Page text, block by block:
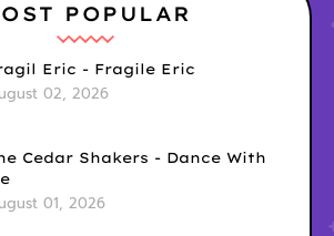
POPULAR
Eric - Fragile Eric
02, 2026
Cedar Shakers - Dance With
01, 2026